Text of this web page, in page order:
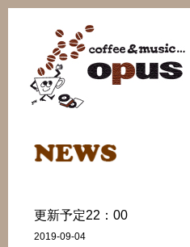
更新予定22：00
2019-09-04